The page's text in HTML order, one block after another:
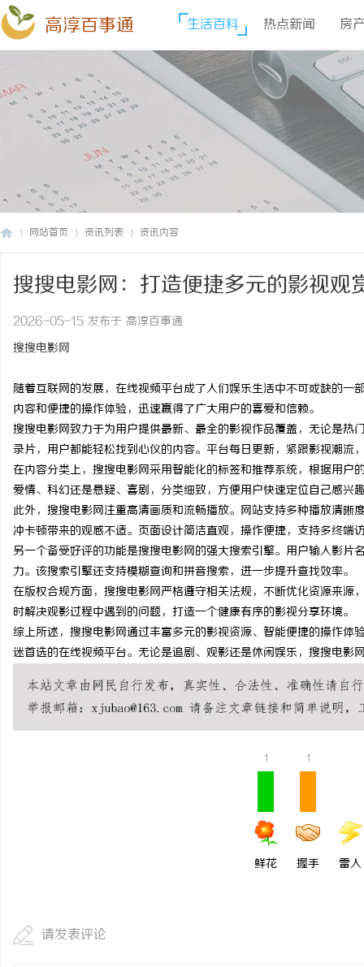
高淳百事通 生活百科 热点新闻 房
网站首页 资讯列表 资讯内容
搜搜电影网：打造便捷多元的影视观
2026-05-15 发布于 高淳百事通
搜搜电影网
随着互联网的发展，在线视频平台成了人们娱乐生活中不可或缺的一
内容和便捷的操作体验，迅速赢得了广大用户的喜爱和信赖。
搜搜电影网致力于为用户提供最新、最全的影视作品覆盖，无论是
录片，用户都能轻松找到心仪的内容。平台每日更新，紧跟影视潮流
在内容分类上，搜搜电影网采用智能化的标签和推荐系统，根据用
爱情、科幻还是悬疑、喜剧，分类细致，方便用户快速定位自己感兴
此外，搜搜电影网注重高清画质和流畅播放。网站支持多种播放清
冲卡顿带来的观感不适。页面设计简洁直观，操作便捷，支持多终端
另一个备受好评的功能是搜搜电影网的强大搜索引擎。用户输入影
力。该搜索引擎还支持模糊查询和拼音搜索，进一步提升查找效率。
在版权合规方面，搜搜电影网严格遵守相关法规，不断优化资源来
时解决观影过程中遇到的问题，打造一个健康有序的影视分享环境。
综上所述，搜搜电影网通过丰富多元的影视资源、智能便捷的操作
迷首选的在线视频平台。无论是追剧、观影还是休闲娱乐，搜搜电影
1
鲜花
1
握手 雷人
请发表评论